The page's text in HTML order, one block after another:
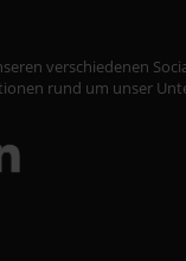
verschiedenen
rund um unser